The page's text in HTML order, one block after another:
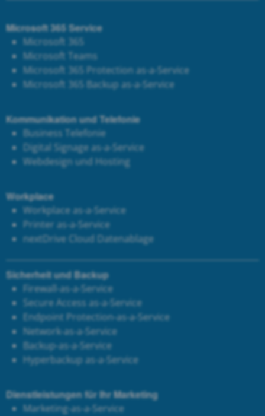
Microsoft 365 Service
Microsoft 365
Microsoft Teams
Microsoft 365 Protection as-a-Service
Microsoft 365 Backup as-a-Service
Kommunikation und Telefonie
Business Telefonie
Digital Signage as-a-Service
Webdesign und Hosting
Workplace
Workplace as-a-Service
Printer as-a-Service
nextDrive Cloud Datenablage
Sicherheit und Backup
Firewall-as-a-Service
Secure Access as-a-Service
Endpoint Protection-as-a-Service
Network-as-a-Service
Backup-as-a-Service
Hyperbackup as-a-Service
Dienstleistungen für Ihr Marketing
Marketing-as-a-Service